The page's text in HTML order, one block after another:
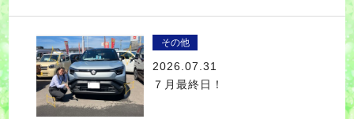
その他
2026.07.31
７月最終日！